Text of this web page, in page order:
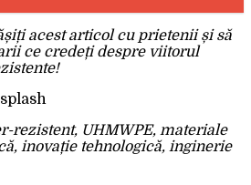
acest articol cu prietenii și să
ce credeți despre viitorul
rezistent, UHMWPE, materiale
inovație tehnologică, inginerie